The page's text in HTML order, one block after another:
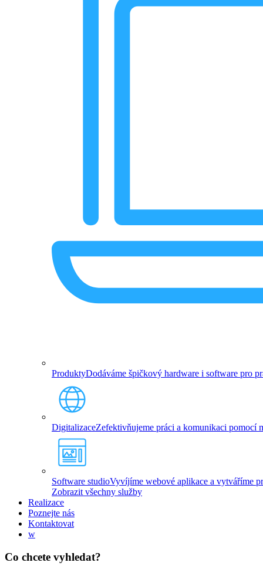
ProduktyDodáváme špičkový hardware i software pro
DigitalizaceZefektivňujeme práci a komunikaci pomocí
Software studioVyvíjíme webové aplikace a vytváříme
Zobrazit všechny služby
Realizace
Poznejte nás
Kontaktovat
w
Co chcete vyhledat?